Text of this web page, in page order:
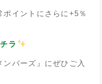
ポイントにさらに+5％
ラ
バーズ』にぜひご入